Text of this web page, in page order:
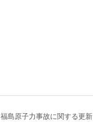
福島原子力事故に関する更新